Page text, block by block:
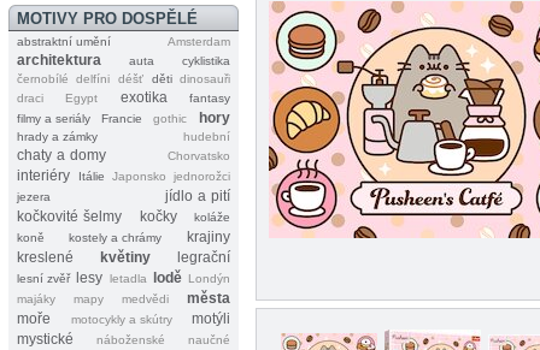
MOTIVY PRO DOSPĚLÉ
abstraktní umění Amsterdam
architektura auta
cyklistika
černobílé
delfíni déšť děti dinosauři
draci
Egypt exotika
fantasy
filmy a seriály
Francie gothic hory
hrady a zámky hudební
chaty a domy Chorvatsko
interiéry Itálie Japonsko
jednorožci
jezera
jídlo a pití
kočkovité šelmy
kočky
koláže
koně
kostely a chrámy
krajiny
kreslené
květiny legrační
lesní zvěř lesy letadla lodě Londýn
majáky
mapy medvědi
města
moře
motocykly a skútry
motýli
mystické
náboženské
naučné